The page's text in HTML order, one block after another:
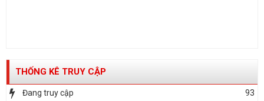
THỐNG KÊ TRUY CẬP
Đang truy cập
93